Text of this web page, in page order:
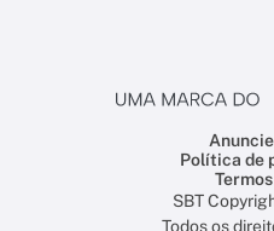
Política de
SBT
Todos os